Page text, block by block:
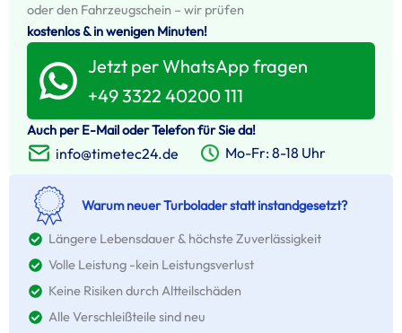
oder den Fahrzeugschein – wir prüfen
kostenlos & in wenigen Minuten!
Jetzt per WhatsApp fragen
+49 3322 40200 111
Auch per E-Mail oder Telefon für Sie da!
info@timetec24.de Mo-Fr: 8-18 Uhr
Warum neuer Turbolader statt instandgesetzt?
Längere Lebensdauer & höchste Zuverlässigkeit
Volle Leistung -kein Leistungsverlust
Keine Risiken durch Altteilschäden
Alle Verschleißteile sind neu